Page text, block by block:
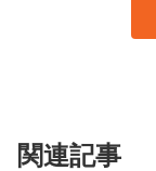
関連記事